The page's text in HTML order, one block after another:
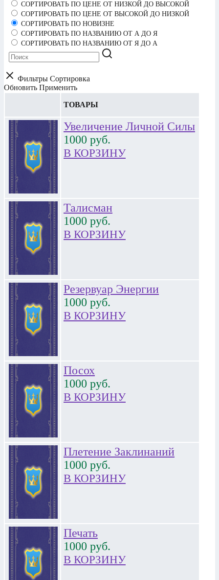
СОРТИРОВАТЬ ПО ЦЕНЕ ОТ НИЗКОЙ ДО ВЫСОКОЙ
СОРТИРОВАТЬ ПО ЦЕНЕ ОТ ВЫСОКОЙ ДО НИЗКОЙ
СОРТИРОВАТЬ ПО НОВИЗНЕ
СОРТИРОВАТЬ ПО НАЗВАНИЮ ОТ А ДО Я
СОРТИРОВАТЬ ПО НАЗВАНИЮ ОТ Я ДО А
Фильтры Сортировка
Обновить Применить
ТОВАРЫ
Увеличение Личной Силы
1000 руб.
В КОРЗИНУ
Талисман
1000 руб.
В КОРЗИНУ
Резервуар Энергии
1000 руб.
В КОРЗИНУ
Посох
1000 руб.
В КОРЗИНУ
Плетение Заклинаний
1000 руб.
В КОРЗИНУ
Печать
1000 руб.
В КОРЗИНУ